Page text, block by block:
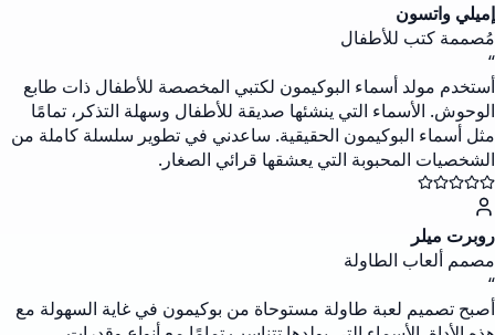
إميلي واتسون
مُصممة كتب للأطفال
“
أستخدم مولد أسماء البوكيمون لكتبي المخصصة للأطفال ذات طابع
الوحوش. الأسماء التي ينشئها صديقة للأطفال وسهلة التذكر، تمامًا
مثل أسماء البوكيمون الحقيقية. ساعدني في تطوير سلسلة كاملة من
الشخصيات المحبوبة التي يعشقها قرائي الصغار.
روبرت ميلر
مصمم ألعاب الطاولة
“
أصبح تصميم لعبة طاولة مستوحاة من بوكيمون في غاية السهولة مع